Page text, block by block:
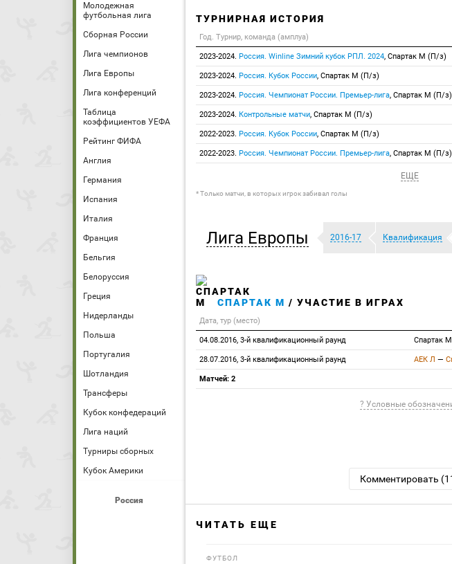
Молодежная
футбольная лига
Сборная России
Лига чемпионов
Лига Европы
Лига конференций
Таблица
коэффициентов УЕФА
Рейтинг ФИФА
Англия
Германия
Испания
Италия
Франция
Бельгия
Белоруссия
Греция
Нидерланды
Польша
Португалия
Шотландия
Трансферы
Кубок конфедераций
Лига наций
Турниры сборных
Кубок Америки
Россия
ТУРНИРНАЯ ИСТОРИЯ
Год. Турнир, команда (амплуа)
2023-2024. Россия. Winline Зимний кубок РПЛ. 2024, Спартак М (П/з)
2023-2024. Россия. Кубок России, Спартак М (П/з)
2023-2024. Россия. Чемпионат России. Премьер-лига, Спартак М (П/з)
2023-2024. Контрольные матчи, Спартак М (П/з)
2022-2023. Россия. Кубок России, Спартак М (П/з)
2022-2023. Россия. Чемпионат России. Премьер-лига, Спартак М (П/з)
ЕЩЕ
* Только матчи, в которых игрок забивал голы
Лига Европы 2016-17 Квалификация
СПАРТАК М / УЧАСТИЕ В ИГРАХ
Дата, тур (место)
04.08.2016, 3-й квалификационный раунд Спартак М
28.07.2016, 3-й квалификационный раунд АЕК Л —
Матчей: 2
? Условные
Комментировать
ЧИТАТЬ ЕЩЕ
ФУТБОЛ